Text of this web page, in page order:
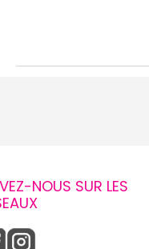
NOUS SUR LES